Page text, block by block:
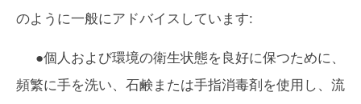
のように一般にアドバイスしています:
●個人および環境の衛生状態を良好に保つために、
頻繁に手を洗い、石鹸または手指消毒剤を使用し、流